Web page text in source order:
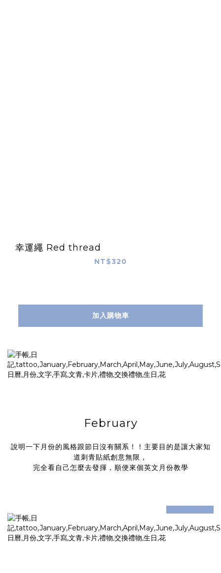
幸運繩 Red thread
NT$320
加入購物車
February
說明一下月份的風格跟節日沒有關系！！主要目的是讓大家知
道刺青貼紙創意無限，
完全看自己怎麼去發揮，順便來個英文月份教學